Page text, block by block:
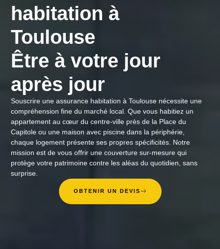
habitation à
Toulouse
Être à votre jour
après jour
Souscrire une assurance habitation à Toulouse nécessite une
compréhension fine du marché local. Que vous habitiez un
appartement au cœur du centre-ville près de la Place du
Capitole ou une maison avec piscine dans la périphérie,
chaque logement présente ses propres spécificités. Notre
mission est de vous offrir une couverture sur-mesure qui
protège votre patrimoine contre les aléas du quotidien, sans
surprise.
OBTENIR UN DEVIS